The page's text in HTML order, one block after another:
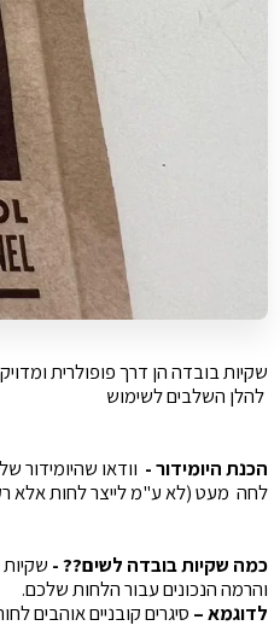
שקיות בובדה הן דרך פופולרית
להלן השלבים לשימוש
הכנת היומידור - וודאו שהיומידור
לחה מעט (לא ע"מ לייצר לחות אלא רק
כמה שקיות בובדה לשים?? -
והרמה הנכונים עבור הלחות שלכם.
לדוגמא – סיגרים קובניים אוהבים לחות של 65% ובעוד שסיגרים מהעולם החדש נעים